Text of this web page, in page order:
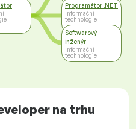
Programátor .NET
Informační
technologie
Softwarový
inženýr
Informační
technologie
na trhu